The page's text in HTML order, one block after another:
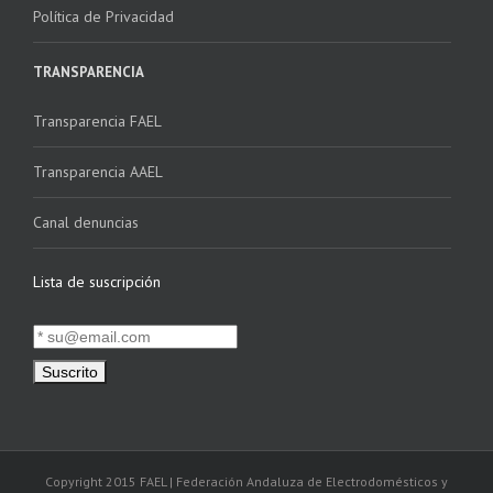
Política de Privacidad
TRANSPARENCIA
Transparencia FAEL
Transparencia AAEL
Canal denuncias
Lista de suscripción
Copyright 2015 FAEL | Federación Andaluza de Electrodomésticos y